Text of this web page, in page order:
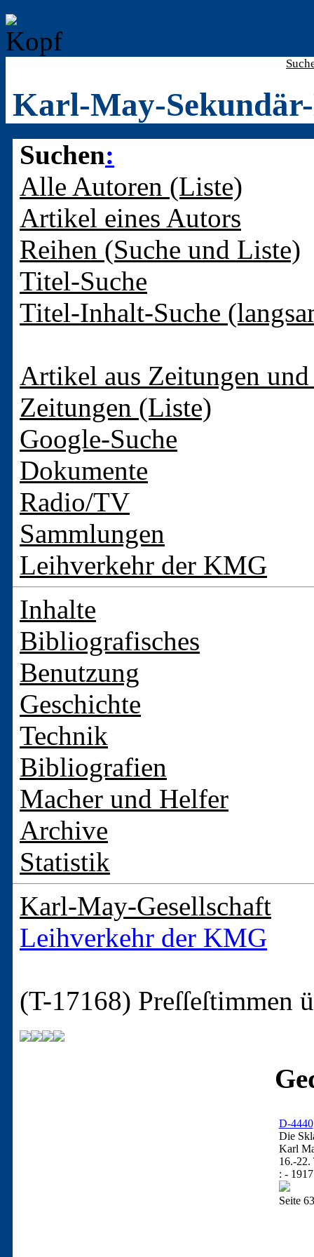
Karl-May-
Suchen:
Alle Autoren (Liste)
Artikel eines Autors
Reihen (Suche und Liste)
Titel-Suche
Titel-Inhalt-Suche
Artikel aus Zeitungen
Zeitungen (Liste)
Google-Suche
Dokumente
Radio/TV
Sammlungen
Leihverkehr der KMG
Inhalte
Bibliografisches
Benutzung
Geschichte
Technik
Bibliografien
Macher und Helfer
Archive
Statistik
Karl-May-Gesellschaft
Leihverkehr der KMG
(T-17168)
D-4440
Die
Karl
16.-22.
: - 1917
Seite